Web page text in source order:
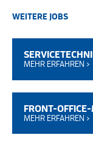
WEITERE JOBS
MEHR ERFAHREN ›
FRONT-
MEHR ERFAHREN ›